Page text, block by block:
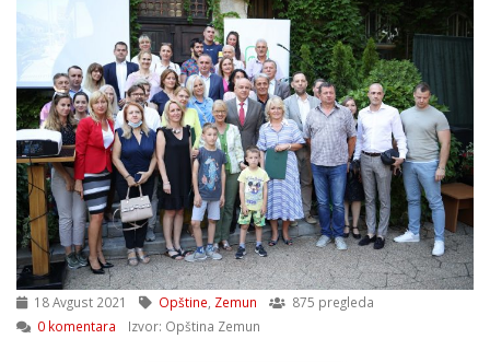
18 Avgust 2021 Opštine Zemun
875 pregleda
0 komentara
Izvor: Opština Zemun